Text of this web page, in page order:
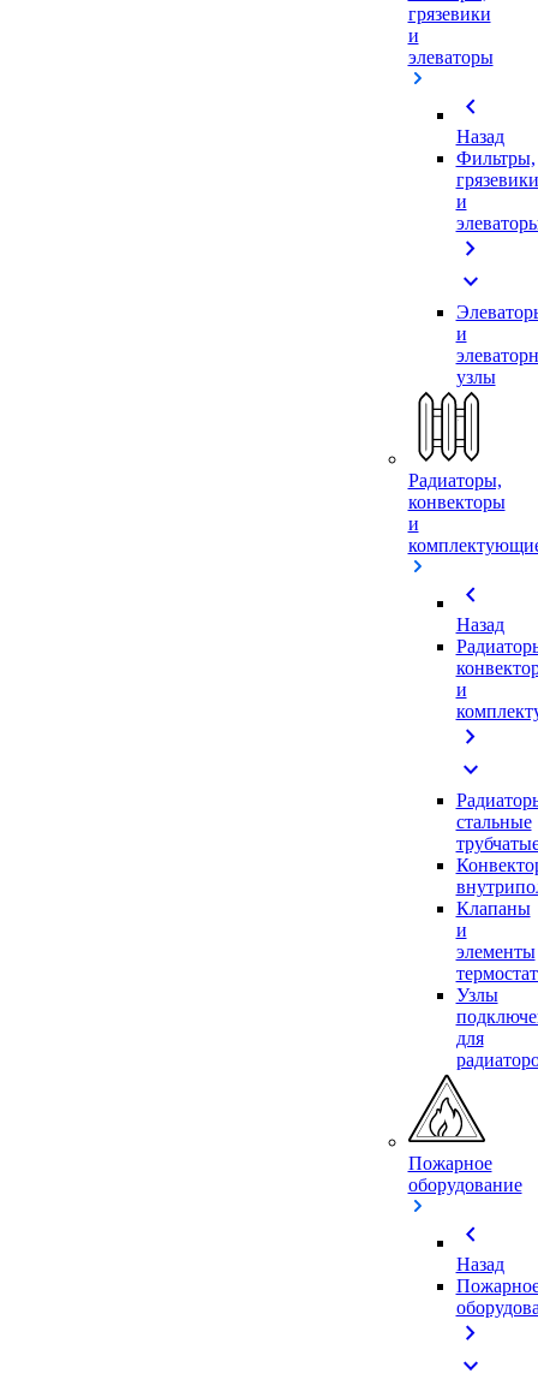
грязевики
и
элеваторы
chevron_left
Назад
Фильтры,
грязевики
и
chevron_right
expand_more
и
узлы
Радиаторы,
конвекторы
и
chevron_left
Назад
и
chevron_right
expand_more
стальные
Клапаны
и
элементы
Узлы
для
Пожарное
оборудование
chevron_left
Назад
chevron_right
expand_more